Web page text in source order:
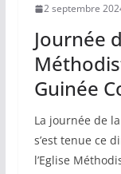
2 septembre
Journée
Guinée
La journée de
s’est tenue ce
l’Eglise